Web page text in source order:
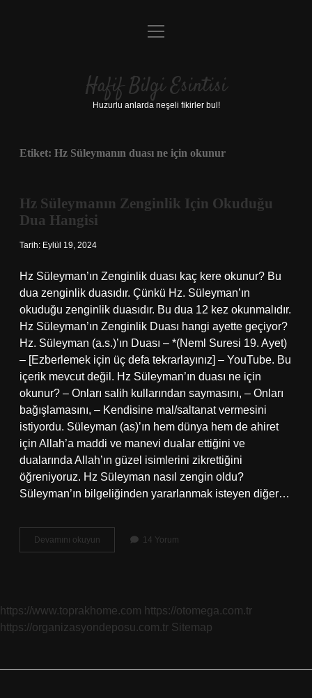
Anasayfa
Yasal Uyarı
menüyü
Hafif Bilgi Esintisi
Huzurlu anlarda neşeli fikirler bul!
Etiket: Hz Süleymanın duası ne için okunur
Hz Süleymanın Zenginlik Için Okuduğu
Dua Hangisi
Tarih: Eylül 19, 2024
Hz Süleyman’ın Zenginlik duası kaç kere okunur? Bu
dua zenginlik duasıdır. Çünkü Hz. Süleyman’ın
okuduğu zenginlik duasıdır. Bu dua 12 kez okunmalıdır.
Hz Süleyman’ın Zenginlik Duası hangi ayette geçiyor?
Hz. Süleyman (a.s.)’ın Duası – *(Neml Suresi 19. Ayet)
– [Ezberlemek için üç defa tekrarlayınız] – YouTube. Bu
içerik mevcut değil. Hz Süleyman’ın duası ne için
okunur? – Onları salih kullarından saymasını, – Onları
bağışlamasını, – Kendisine mal/saltanat vermesini
istiyordu. Süleyman (as)’ın hem dünya hem de ahiret
için Allah’a maddi ve manevi dualar ettiğini ve
dualarında Allah’ın güzel isimlerini zikrettiğini
öğreniyoruz. Hz Süleyman nasıl zengin oldu?
Süleyman’ın bilgeliğinden yararlanmak isteyen diğer…
Devamını okuyun
Süleymanın
Hangisi
14 Yorum
https://www.toprakhome.com https://otomega.com.tr
https://organizasyondeposu.com.tr Sitemap